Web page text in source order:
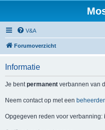
V&A
Forumoverzicht
Informatie
Je bentpermanent verbannen van
Neem contact op met een beheerder
Opgegeven reden voor verbanning: